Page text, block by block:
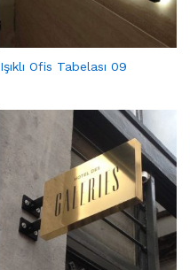
Işıklı Ofis Tabelası 09